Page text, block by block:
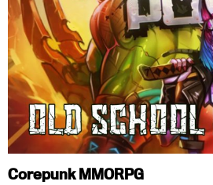
Corepunk MMORPG